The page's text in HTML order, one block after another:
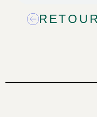
RETOUR